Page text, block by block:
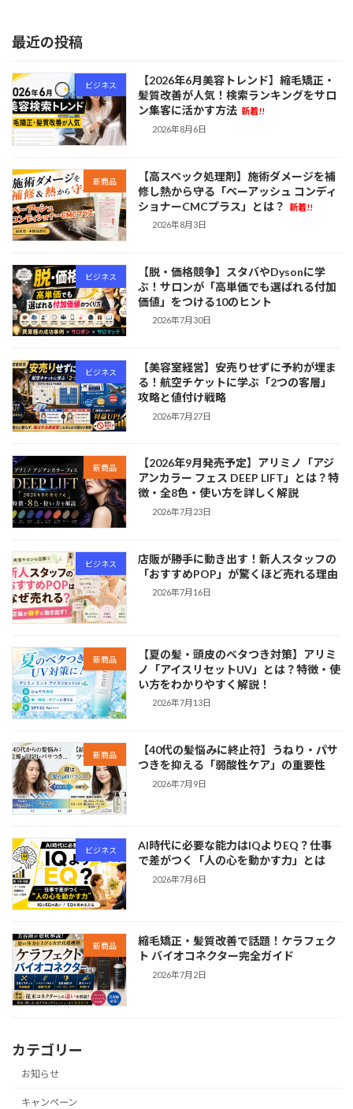
最近の投稿
ビジネス
【2026年6月美容トレンド】縮毛矯正・
髪質改善が人気！検索ランキングをサロ
ン集客に活かす方法 新着!!
2026年8月6日
新商品
【高スペック処理剤】施術ダメージを補
修し熱から守る「ペーアッシュ コンディ
ショナーCMCプラス」とは？
新着!!
2026年8月3日
ビジネス
【脱・価格競争】スタバやDysonに学
ぶ！サロンが「高単価でも選ばれる付加
価値」をつける10のヒント
2026年7月30日
ビジネス
【美容室経営】安売りせずに予約が埋ま
る！航空チケットに学ぶ「2つの客層」
攻略と値付け戦略
2026年7月27日
新商品
【2026年9月発売予定】アリミノ「アジ
アンカラー フェス DEEP LIFT」とは？特
徴・全8色・使い方を詳しく解説
2026年7月23日
ビジネス
店販が勝手に動き出す！新人スタッフの
「おすすめPOP」が驚くほど売れる理由
2026年7月16日
新商品
【夏の髪・頭皮のベタつき対策】アリミ
ノ「アイスリセットUV」とは？特徴・使
い方をわかりやすく解説！
2026年7月13日
新商品
【40代の髪悩みに終止符】うねり・パサ
つきを抑える「弱酸性ケア」の重要性
2026年7月9日
ビジネス
AI時代に必要な能力はIQよりEQ？仕事
で差がつく「人の心を動かす力」とは
2026年7月6日
新商品
縮毛矯正・髪質改善で話題！ケラフェク
ト バイオコネクター完全ガイド
2026年7月2日
カテゴリー
お知らせ
キャンペーン